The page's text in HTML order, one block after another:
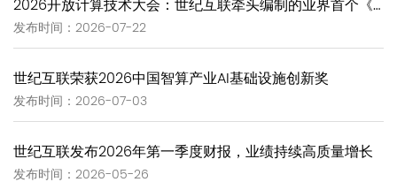
发布时间：2026-07-22
世纪互联荣获2026中国智算产业AI基础设施创新奖
发布时间：2026-07-03
世纪互联发布2026年第一季度财报，业绩持续高质量增长
发布时间：2026-05-26